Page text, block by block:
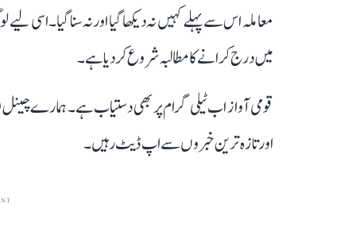
معاملہ اس سے پہلے کہیں نہ دیکھا گیا اور نہ سنا گیا۔
میں درج کرانے کا مطالبہ شروع کر دیا ہے۔
قومی آواز اب ٹیلی گرام پر بھی دستیاب ہے۔ ہمارے
اور تازہ ترین خبروں سے اپ ڈیٹ رہیں۔